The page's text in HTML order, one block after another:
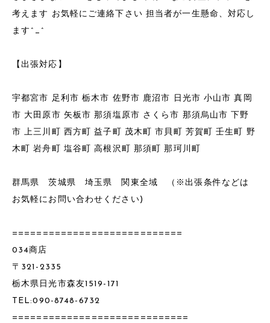
考えます お気軽にご連絡下さい 担当者が一生懸命、対応し
ます^_^
【出張対応】
宇都宮市 足利市 栃木市 佐野市 鹿沼市 日光市 小山市 真岡
市 大田原市 矢板市 那須塩原市 さくら市 那須烏山市 下野
市 上三川町 西方町 益子町 茂木町 市貝町 芳賀町 壬生町 野
木町 岩舟町 塩谷町 高根沢町 那須町 那珂川町
群馬県 茨城県 埼玉県 関東全域 （※出張条件などは
お気軽にお問い合わせください)
============================
034商店
〒321-2335
栃木県日光市森友1519-171
TEL:090-8748-6732
=============================